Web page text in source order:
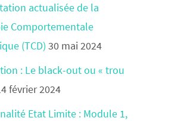
actualisée de la
Comportementale
(TCD) 30 mai 2024
: Le black-out ou « trou
février 2024
Etat Limite : Module 1,